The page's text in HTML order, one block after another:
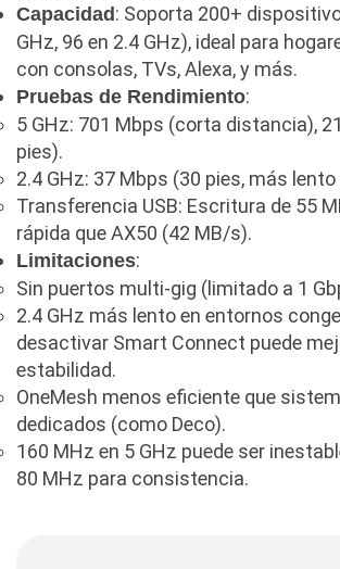
Cable tipo C (40)
Cables (252)
Cables De Audio (39)
Cables De Impresora (10)
Cables De Poder (14)
Cables de Red (37)
Cables DVI (1)
Cables HDMI (36)
Cables USB (36)
Cables Varios
Cables VGA (14)
Cables y Adaptadores
Cables, adaptadores y accesorios
Capacidad: Soporta 200+
GHz, 96 en 2.4 GHz), ideal para
con consolas, TVs, Alexa, y más.
Pruebas de Rendimiento:
5 GHz: 701 Mbps (corta distancia),
pies).
2.4 GHz: 37 Mbps (30 pies, más lento
Transferencia USB: Escritura de 55
rápida que AX50 (42 MB/s).
Limitaciones:
Sin puertos multi-gig (limitado a 1
2.4 GHz más lento en entornos
desactivar Smart Connect puede
estabilidad.
OneMesh menos eficiente que
dedicados (como Deco).
160 MHz en 5 GHz puede ser
80 MHz para consistencia.